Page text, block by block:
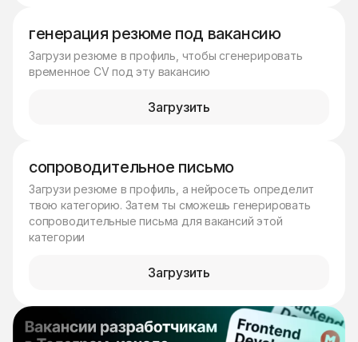
генерация резюме под вакансию
Загрузи резюме в профиль, чтобы сгенерировать
временное CV под эту вакансию
Загрузить
сопроводительное письмо
Загрузи резюме в профиль, а нейросеть определит
твою категорию. Затем ты сможешь генерировать
сопроводительные письма для вакансий этой
категории
Загрузить